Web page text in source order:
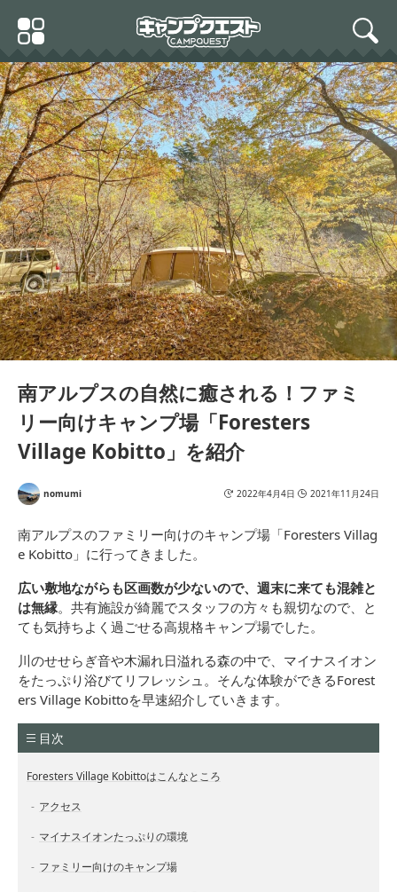
Primary
Menu
search
南アルプスの自然に癒される！ファミ
リー向けキャンプ場「Foresters
Village Kobitto」を紹介
nomumi 2022年4月4日 2021年11月24日
南アルプスのファミリー向けのキャンプ場「Foresters Villag
e Kobitto」に行ってきました。
広い敷地ながらも区画数が少ないので、週末に来ても混雑と
は無縁。共有施設が綺麗でスタッフの方々も親切なので、と
ても気持ちよく過ごせる高規格キャンプ場でした。
川のせせらぎ音や木漏れ日溢れる森の中で、マイナスイオン
をたっぷり浴びてリフレッシュ。そんな体験ができるForest
ers Village Kobittoを早速紹介していきます。
目次
Foresters Village Kobittoはこんなところ
アクセス
マイナスイオンたっぷりの環境
ファミリー向けのキャンプ場